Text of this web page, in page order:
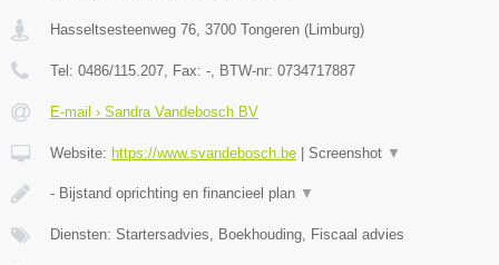
Hasseltsesteenweg 76, 3700 Tongeren (Limburg)
Tel: 0486/115.207, Fax: -, BTW-nr: 0734717887
E-mail › Sandra Vandebosch BV
Website: https://www.svandebosch.be Screenshot ▼
- Bijstand oprichting en financieel plan ▼
Diensten: Startersadvies, Boekhouding, Fiscaal advies